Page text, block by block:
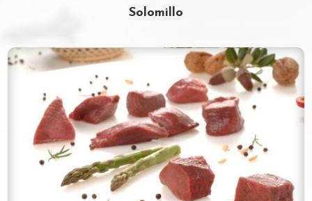
Solomillo